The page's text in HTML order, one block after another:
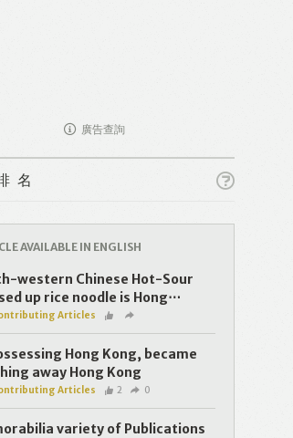
廣告查詢
名
AVAILABLE IN ENGLISH
western Chinese Hot-Sour
up rice noodle is Hong⋯
Articles
Hong Kong, became
away Hong Kong
Articles 2 0
variety of Publications